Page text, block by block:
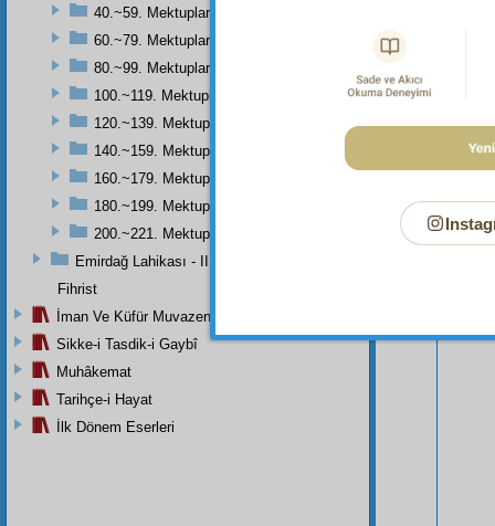
40.~59. Mektuplar
60.~79. Mektuplar
80.~99. Mektuplar
100.~119. Mektuplar
120.~139. Mektuplar
140.~159. Mektuplar
160.~179. Mektuplar
180.~199. Mektuplar
200.~221. Mektuplar
Emirdağ Lahikası - II
Fihrist
İman Ve Küfür Muvazeneleri
Sikke-i Tasdik-i Gaybî
Muhâkemat
Tarihçe-i Hayat
İlk Dönem Eserleri